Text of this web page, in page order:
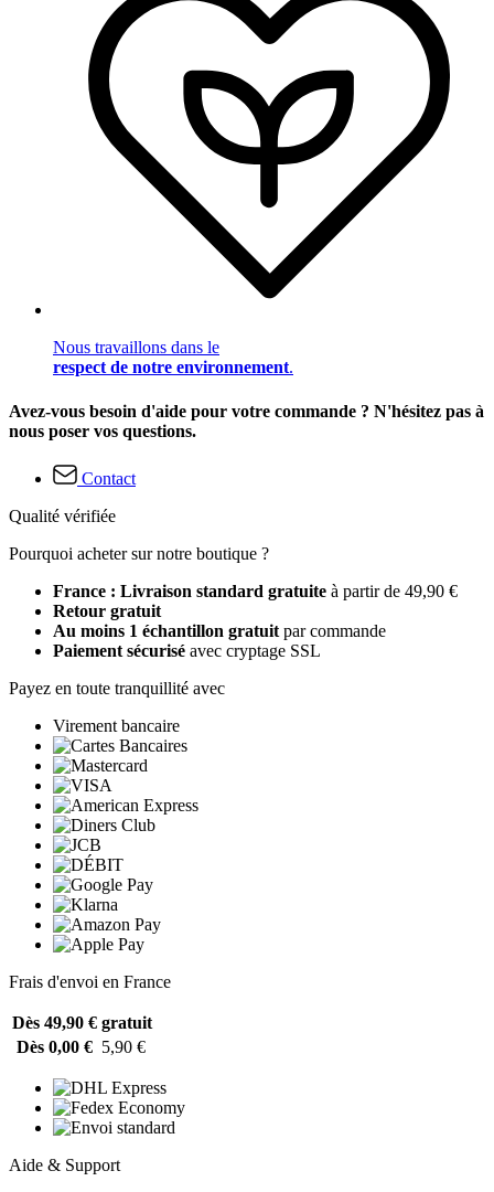
Nous travaillons dans le
respect de notre environnement.
Avez-vous besoin d'aide pour votre commande ? N'hésitez pas à
nous poser vos questions.
Contact
Qualité vérifiée
Pourquoi acheter sur notre boutique ?
France : Livraison standard gratuite à partir de 49,90 €
Retour gratuit
Au moins 1 échantillon gratuit par commande
Paiement sécurisé avec cryptage SSL
Payez en toute tranquillité avec
Virement bancaire
Frais d'envoi en France
Dès 49,90 € gratuit
Dès 0,00 € 5,90 €
Aide & Support